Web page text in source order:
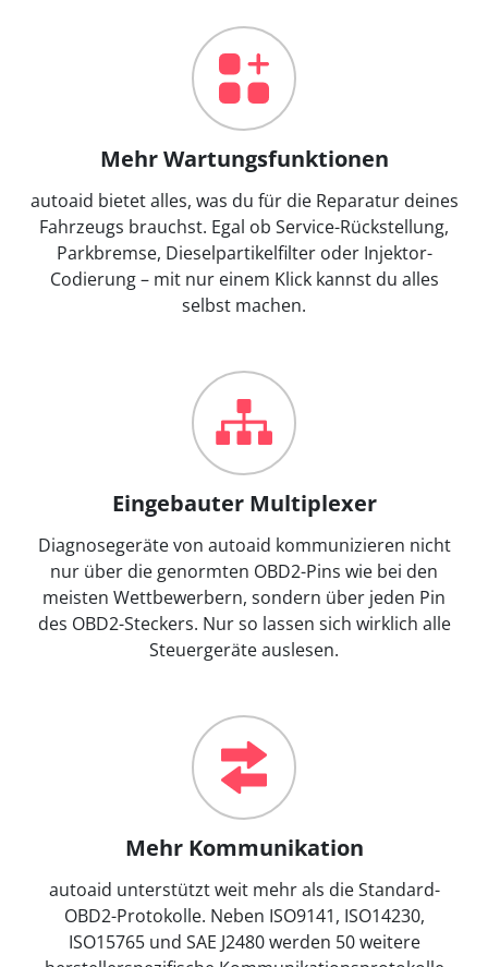
Mehr Wartungsfunktionen
autoaid bietet alles, was du für die Reparatur deines
Fahrzeugs brauchst. Egal ob Service-Rückstellung,
Parkbremse, Dieselpartikelfilter oder Injektor-
Codierung – mit nur einem Klick kannst du alles
selbst machen.
Eingebauter Multiplexer
Diagnosegeräte von autoaid kommunizieren nicht
nur über die genormten OBD2-Pins wie bei den
meisten Wettbewerbern, sondern über jeden Pin
des OBD2-Steckers. Nur so lassen sich wirklich alle
Steuergeräte auslesen.
Mehr Kommunikation
autoaid unterstützt weit mehr als die Standard-
OBD2-Protokolle. Neben ISO9141, ISO14230,
ISO15765 und SAE J2480 werden 50 weitere